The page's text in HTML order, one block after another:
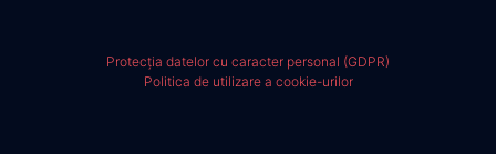
Protecția datelor cu caracter personal (GDPR)
Politica de utilizare a cookie-urilor